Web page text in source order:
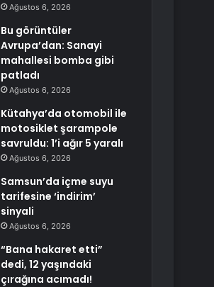
Ağustos 6, 2026
Bu görüntüler
Avrupa’dan: Sanayi
mahallesi bomba gibi
patladı
Ağustos 6, 2026
Kütahya’da otomobil ile
motosiklet şarampole
savruldu: 1’i ağır 5 yaralı
Ağustos 6, 2026
Samsun’da içme suyu
tarifesine ‘indirim’
sinyali
Ağustos 6, 2026
“Bana hakaret etti”
dedi, 12 yaşındaki
çırağına acımadı!